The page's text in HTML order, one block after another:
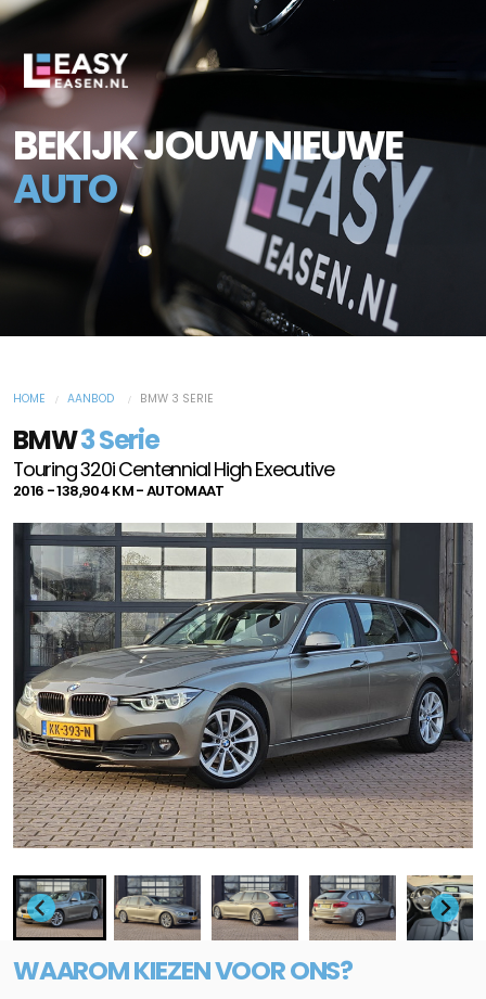
BEKIJK JOUW NIEUWE
AUTO
HOME AANBOD BMW 3 SERIE
BMW3 Serie
Touring 320i Centennial High Executive
2016 - 138,904 KM - AUTOMAAT
WAAROM KIEZEN VOOR ONS?